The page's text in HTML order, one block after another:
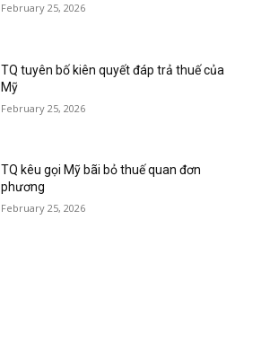
February 25, 2026
TQ tuyên bố kiên quyết đáp trả thuế của
Mỹ
February 25, 2026
TQ kêu gọi Mỹ bãi bỏ thuế quan đơn
phương
February 25, 2026